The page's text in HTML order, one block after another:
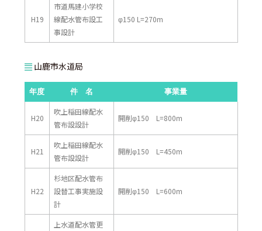
H19
市道馬建小学校
線配水管布設工
事設計
φ150 L=270m
山鹿市水道局
年度 件 名 事業量
H20
吹上稲田線配水
管布設設計
開削φ150 L=800m
H21
吹上稲田線配水
管布設設計
開削φ150 L=450m
H22
杉地区配水管布
設替工事実施設
計
開削φ150 L=600m
上水道配水管更